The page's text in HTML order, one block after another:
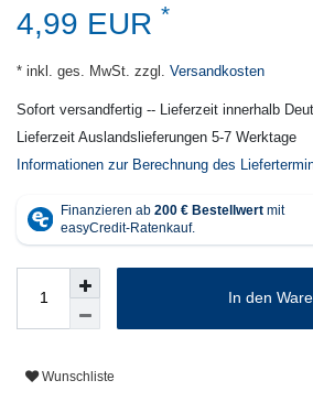
4,99 EUR *
* inkl. ges. MwSt. zzgl. Versandkosten
Sofort versandfertig -- Lieferzeit innerhalb
Lieferzeit Auslandslieferungen 5-7 Werktage
Informationen zur Berechnung des
In den
Wunschliste